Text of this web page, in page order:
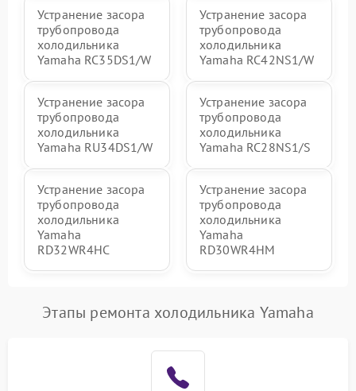
Устранение засора
трубопровода
холодильника
Yamaha RC35DS1/W
Устранение засора
трубопровода
холодильника
Yamaha RC42NS1/W
Устранение засора
трубопровода
холодильника
Yamaha RU34DS1/W
Устранение засора
трубопровода
холодильника
Yamaha RC28NS1/S
Устранение засора
трубопровода
холодильника
Yamaha
RD32WR4HC
Устранение засора
трубопровода
холодильника
Yamaha
RD30WR4HM
Этапы ремонта холодильника Yamaha